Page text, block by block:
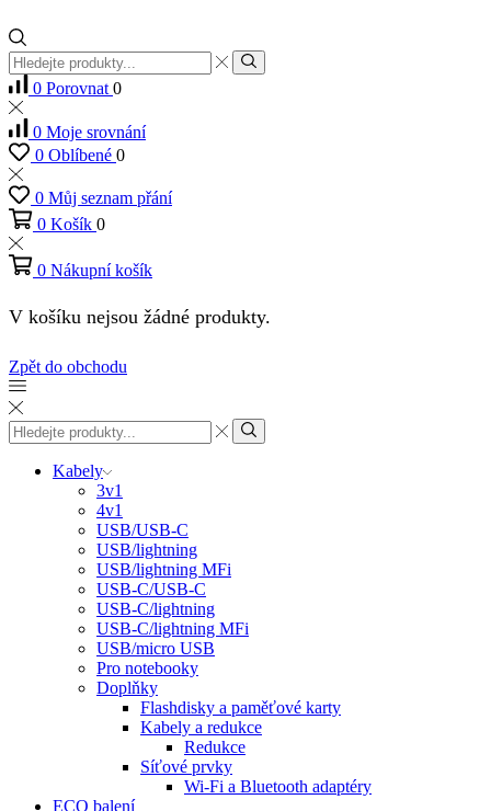
Vstup
pro
vyhledávání
Hledat
0 Porovnat 0
0 Moje srovnání
0 Oblíbené 0
0 Můj seznam přání
0 Košík 0
0 Nákupní košík
V košíku nejsou žádné produkty.
Zpět do obchodu
Vstup
pro
vyhledávání
Hledat
Kabely
3v1
4v1
USB/USB-C
USB/lightning
USB/lightning MFi
USB-C/USB-C
USB-C/lightning
USB-C/lightning MFi
USB/micro USB
Pro notebooky
Doplňky
Flashdisky a paměťové karty
Kabely a redukce
Redukce
Síťové prvky
Wi-Fi a Bluetooth adaptéry
ECO balení